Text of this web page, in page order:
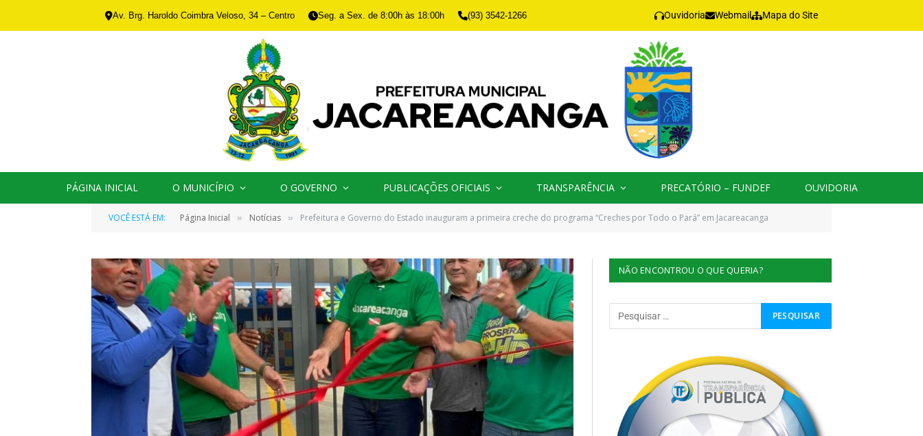
Av. Brg. Haroldo Coimbra Veloso, 34 – Centro Seg. a Sex. de 8:00h às 18:00h (93) 3542-1266 Ouvidoria Webmail Mapa do Site
PÁGINA INICIAL O MUNICÍPIO O GOVERNO PUBLICAÇÕES OFICIAIS TRANSPARÊNCIA PRECATÓRIO – FUNDEF OUVIDORIA
VOCÊ ESTÁ EM: Página Inicial » Notícias » Prefeitura e Governo do Estado inauguram a primeira creche do programa “Creches por Todo o Pará” em Jacareacanga
NÃO ENCONTROU O QUE QUERIA?